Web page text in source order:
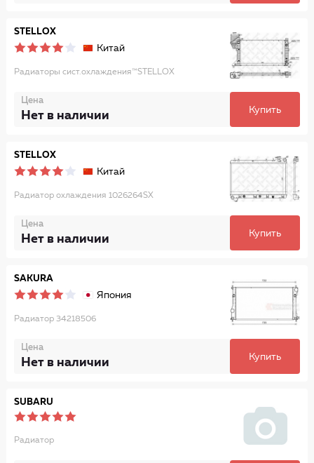
STELLOX
Китай
Радиаторы сист.охлаждения™STELLOX
Цена
Нет в наличии Купить
STELLOX
Китай
Радиатор охлаждения 1026264SX
Цена
Нет в наличии Купить
SAKURA
Япония
Радиатор 34218506
Цена
Нет в наличии Купить
SUBARU
Радиатор